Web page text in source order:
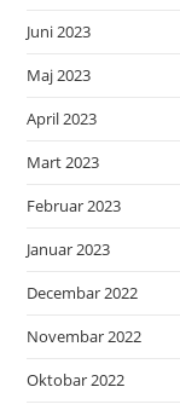
Juni 2023
Maj 2023
April 2023
Mart 2023
Februar 2023
Januar 2023
Decembar 2022
Novembar 2022
Oktobar 2022